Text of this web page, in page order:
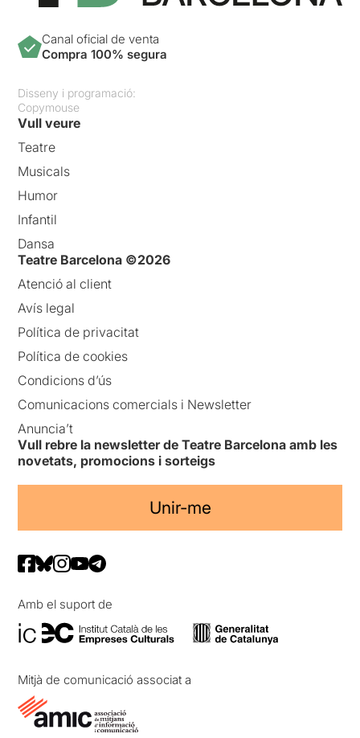
Canal oficial de venta
Compra 100% segura
Disseny i programació:
Copymouse
Vull veure
Teatre
Musicals
Humor
Infantil
Dansa
Teatre Barcelona ©2026
Atenció al client
Avís legal
Política de privacitat
Política de cookies
Condicions d’ús
Comunicacions comercials i Newsletter
Anuncia’t
Vull rebre la newsletter de Teatre Barcelona amb les
novetats, promocions i sorteigs
Unir-me
Amb el suport de
Mitjà de comunicació associat a